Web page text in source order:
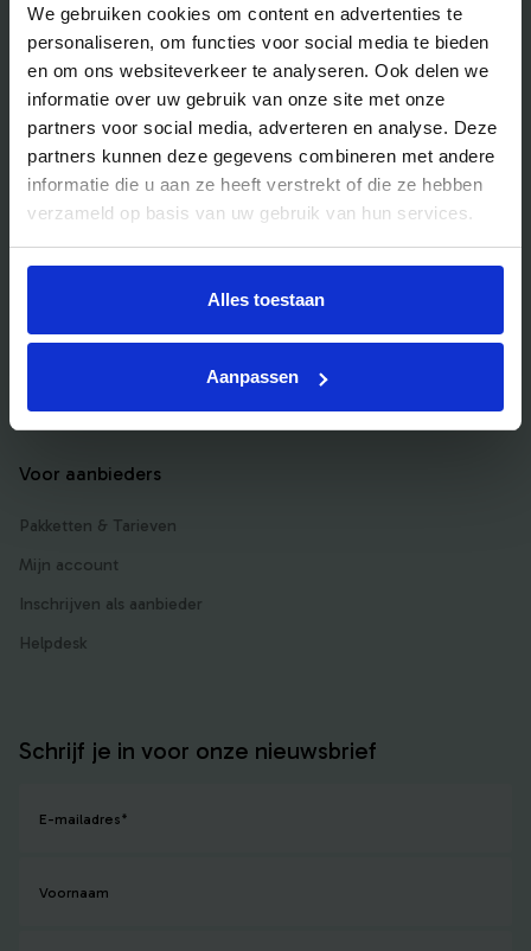
We gebruiken cookies om content en advertenties te
personaliseren, om functies voor social media te bieden
en om ons websiteverkeer te analyseren. Ook delen we
informatie over uw gebruik van onze site met onze
partners voor social media, adverteren en analyse. Deze
partners kunnen deze gegevens combineren met andere
informatie die u aan ze heeft verstrekt of die ze hebben
verzameld op basis van uw gebruik van hun services.
Alles toestaan
Aanpassen
Blog
Veelgestelde vragen
Bedrijfsuitjes
Bedrijfsuitje outdoor
Bedrijfsuitje indoor
Bedrijfsuitje actief
Bedrijfsuitje Brabant
Bedrijfsuitje Limburg
Voor aanbieders
Pakketten & Tarieven
Mijn account
Inschrijven als aanbieder
Helpdesk
Schrijf je in voor onze nieuwsbrief
E-mailadres*
Voornaam